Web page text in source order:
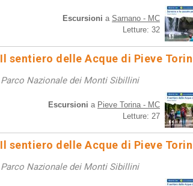
Escursioni a Sarnano - MC
Letture: 32
Il sentiero delle Acque di Pieve
Parco Nazionale dei Monti Sibillini
Escursioni a Pieve Torina - MC
Letture: 27
Il sentiero delle Acque di Pieve
Parco Nazionale dei Monti Sibillini